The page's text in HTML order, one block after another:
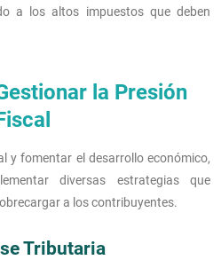
a los altos impuestos que deben
la Presión
y fomentar el desarrollo económico,
diversas estrategias que
a los contribuyentes.
Tributaria